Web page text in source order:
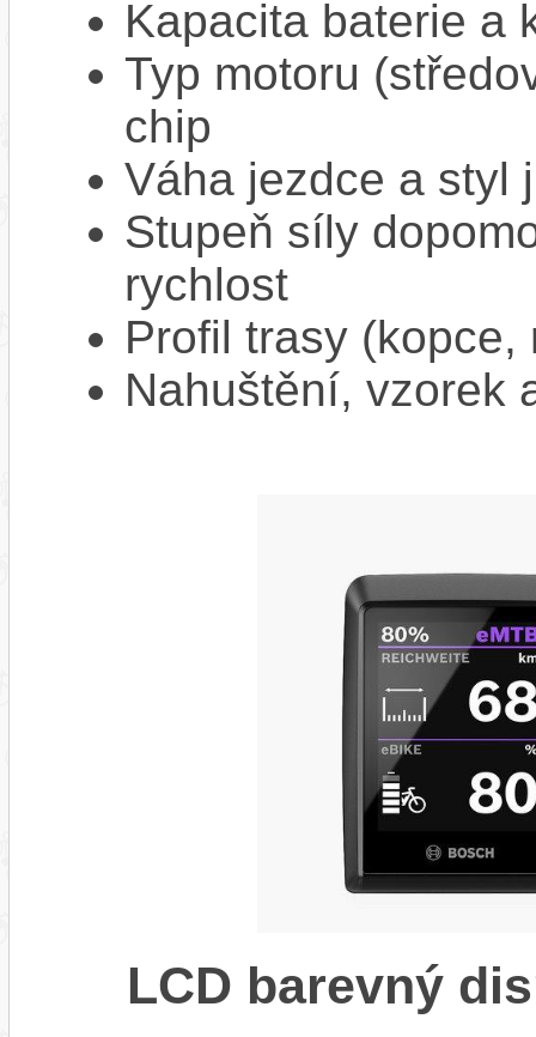
Kapacita baterie a
Typ motoru
chip
Váha jezdce a styl
Stupeň síly
rychlost
Profil trasy
Nahuštění, vzorek
LCD barevný